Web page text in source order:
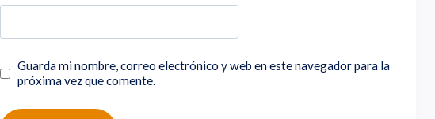
Guarda mi nombre, correo electrónico y web en este navegador para la
próxima vez que comente.